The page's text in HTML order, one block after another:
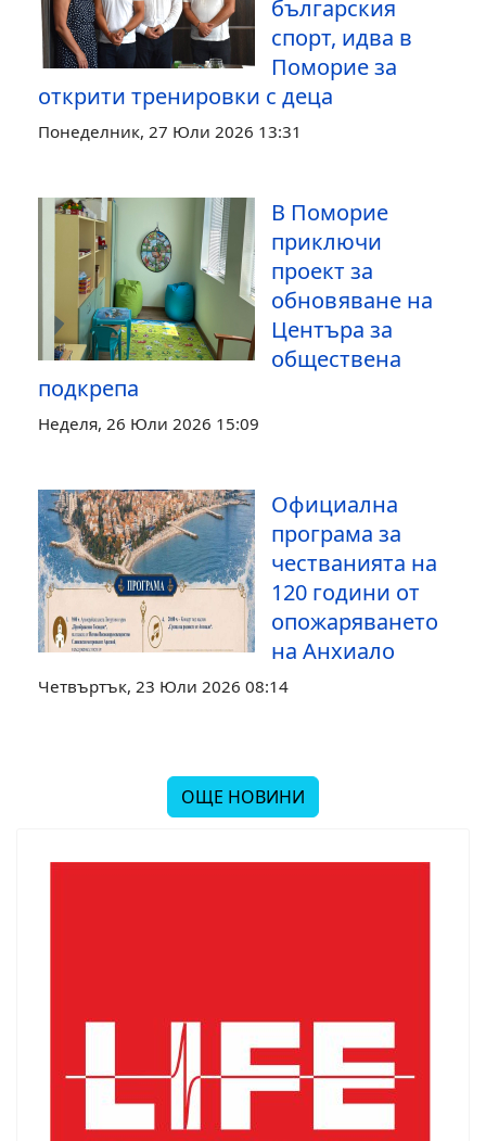
българския
спорт, идва в
Поморие за
открити тренировки с деца
Понеделник, 27 Юли 2026 13:31
В Поморие
приключи
проект за
обновяване на
Центъра за
обществена
подкрепа
Неделя, 26 Юли 2026 15:09
Официална
програма за
честванията на
120 години от
опожаряването
на Анхиало
Четвъртък, 23 Юли 2026 08:14
ОЩЕ НОВИНИ